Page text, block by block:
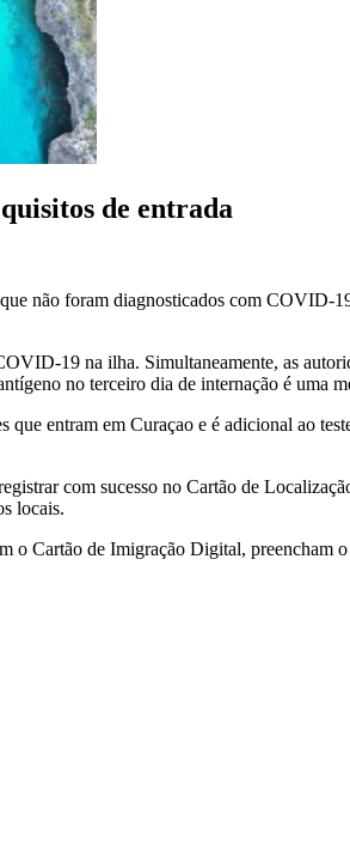
de entrada
não foram diagnosticados com
19 na ilha. Simultaneamente, as
no terceiro dia de internação é uma
entram em Curaçao e é adicional ao
com sucesso no Cartão de
locais.
Cartão de Imigração Digital, preencham